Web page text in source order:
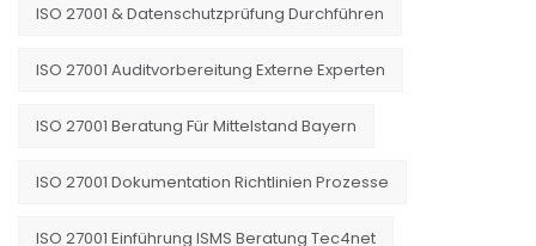
ISO 27001 & Datenschutzprüfung Durchführen
ISO 27001 Auditvorbereitung Externe Experten
ISO 27001 Beratung Für Mittelstand Bayern
ISO 27001 Dokumentation Richtlinien Prozesse
ISO 27001 Einführung ISMS Beratung Tec4net